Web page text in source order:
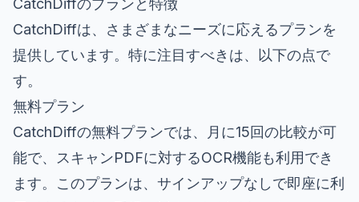
CatchDiffのプランと特徴
CatchDiffは、さまざまなニーズに応えるプランを
提供しています。特に注目すべきは、以下の点で
す。
無料プラン
CatchDiffの無料プランでは、月に15回の比較が可
能で、スキャンPDFに対するOCR機能も利用でき
ます。このプランは、サインアップなしで即座に利